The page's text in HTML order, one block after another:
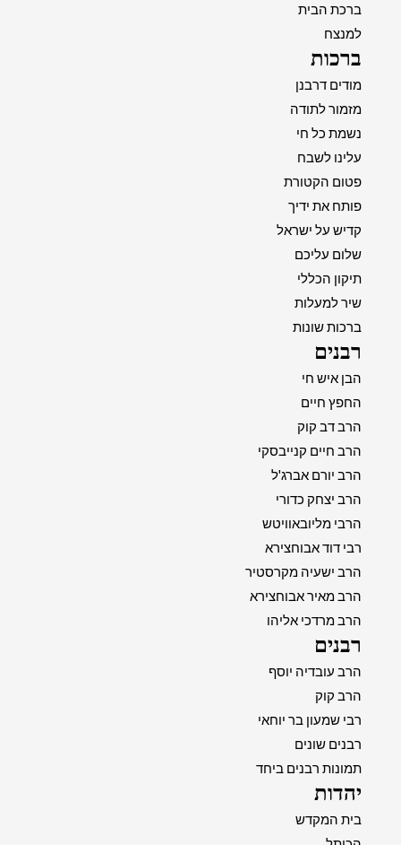
ברכת הבית
למנצח
ברכות
מודים דרבנן
מזמור לתודה
נשמת כל חי
עלינו לשבח
פטום הקטורת
פותח את ידיך
קדיש על ישראל
שלום עליכם
תיקון הכללי
שיר למעלות
ברכות שונות
רבנים
הבן איש חי
החפץ חיים
הרב דב קוק
הרב חיים קנייבסקי
הרב יורם אברג'ל
הרב יצחק כדורי
הרבי מליובאוויטש
רבי דוד אבוחצירא
הרב ישעיה מקרסטיר
הרב מאיר אבוחצירא
הרב מרדכי אליהו
רבנים
הרב עובדיה יוסף
הרב קוק
רבי שמעון בר יוחאי
רבנים שונים
תמונות רבנים ביחד
יהדות
בית המקדש